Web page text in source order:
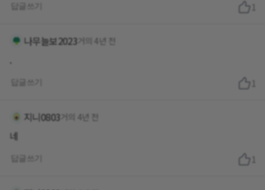
답글쓰기 1
나무늘보2023 거의 4년 전
.
답글쓰기 1
지니0803 거의 4년 전
네
답글쓰기 1